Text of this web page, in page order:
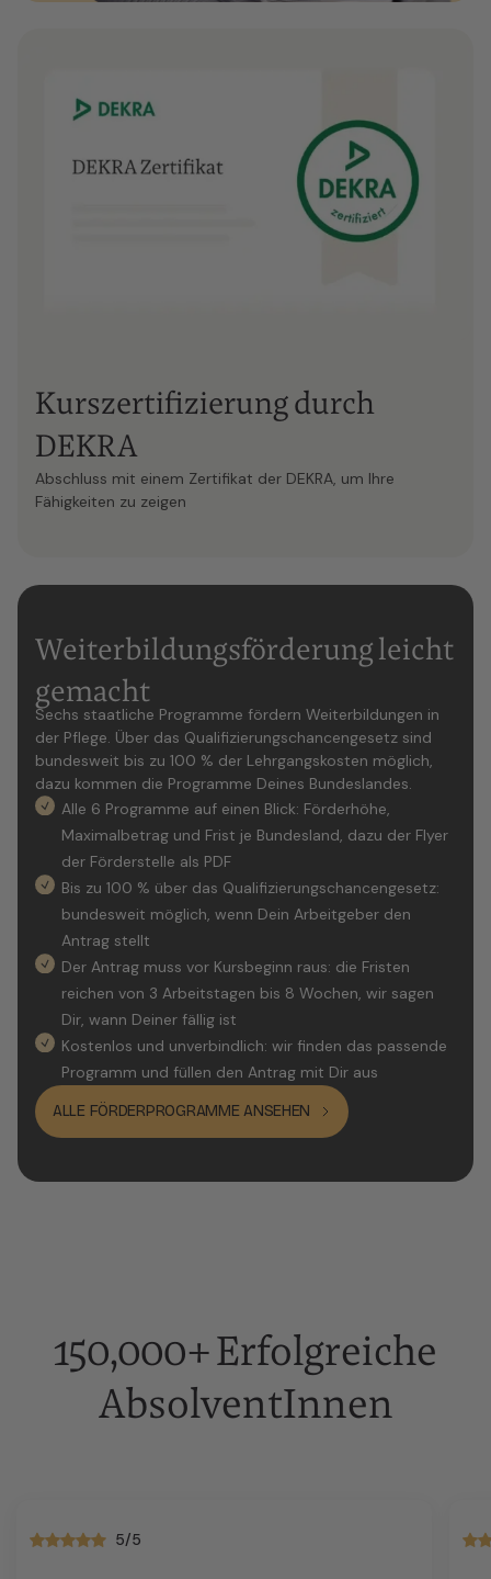
Kurszertifizierung durch
DEKRA
Abschluss mit einem Zertifikat der DEKRA, um Ihre
Fähigkeiten zu zeigen
Weiterbildungsförderung leicht
gemacht
Sechs staatliche Programme fördern Weiterbildungen in
der Pflege. Über das Qualifizierungschancengesetz sind
bundesweit bis zu 100 % der Lehrgangskosten möglich,
dazu kommen die Programme Deines Bundeslandes.
Alle 6 Programme auf einen Blick: Förderhöhe,
Maximalbetrag und Frist je Bundesland, dazu der Flyer
der Förderstelle als PDF
Bis zu 100 % über das Qualifizierungschancengesetz:
bundesweit möglich, wenn Dein Arbeitgeber den
Antrag stellt
Der Antrag muss vor Kursbeginn raus: die Fristen
reichen von 3 Arbeitstagen bis 8 Wochen, wir sagen
Dir, wann Deiner fällig ist
Kostenlos und unverbindlich: wir finden das passende
Programm und füllen den Antrag mit Dir aus
ALLE FÖRDERPROGRAMME ANSEHEN
150,000+ Erfolgreiche
AbsolventInnen
5/5